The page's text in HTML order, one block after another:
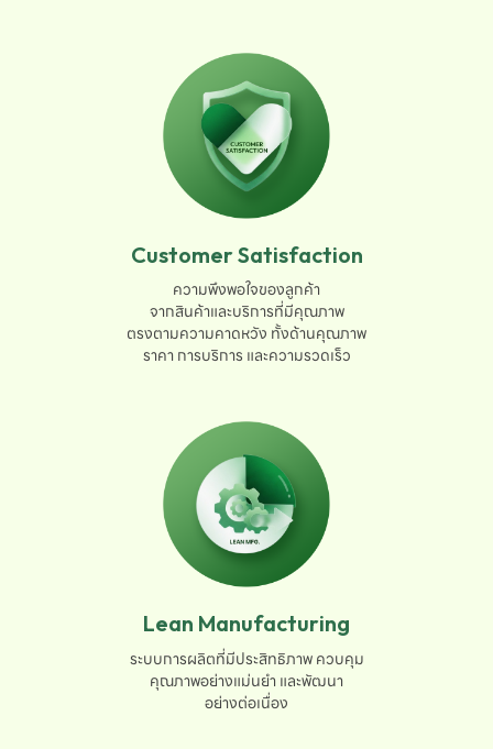
Customer Satisfaction
ความพึงพอใจของลูกค้า
จากสินค้าและบริการที่มีคุณภาพ
ตรงตามความคาดหวัง ทั้งด้านคุณภาพ
ราคา การบริการ และความรวดเร็ว
Lean Manufacturing
ระบบการผลิตที่มีประสิทธิภาพ ควบคุม
คุณภาพอย่างแม่นยำ และพัฒนา
อย่างต่อเนื่อง